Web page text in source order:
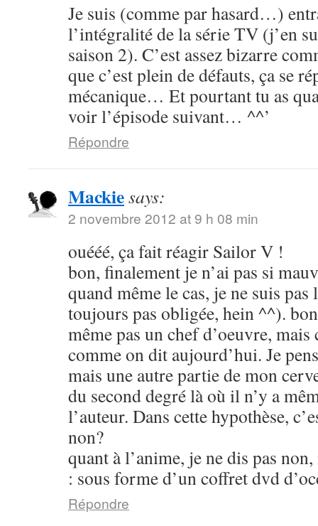
Je suis (comme par hasard…)
l’intégralité de la série TV (j’en
saison 2). C’est assez bizarre
que c’est plein de défauts, ça se
mécanique… Et pourtant tu as
voir l’épisode suivant… ^^’
Répondre
Mackiesays:
2 novembre 2012 at 9 h 08 min
ouééé, ça fait réagir Sailor V !
bon, finalement je n’ai pas si
quand même le cas, je ne suis pas
toujours pas obligée, hein ^^).
même pas un chef d’oeuvre,
comme on dit aujourd’hui. Je
mais une autre partie de mon
du second degré là où il n’y a
l’auteur. Dans cette hypothèse,
non?
quant à l’anime, je ne dis pas
: sous forme d’un coffret dvd
Répondre